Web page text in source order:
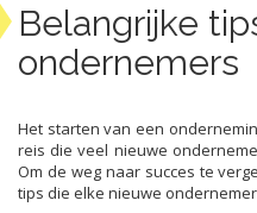
Belangrijke
ondernemers
Het starten van een
reis die veel nieuwe
Om de weg naar succes te
tips die elke nieuwe